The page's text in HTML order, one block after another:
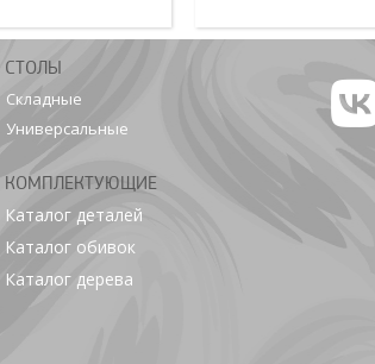
СТОЛЫ
Складные
Универсальные
КОМПЛЕКТУЮЩИЕ
Каталог деталей
Каталог обивок
Каталог дерева